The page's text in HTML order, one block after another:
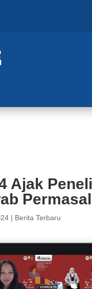
Ajak
| Berita Terbaru